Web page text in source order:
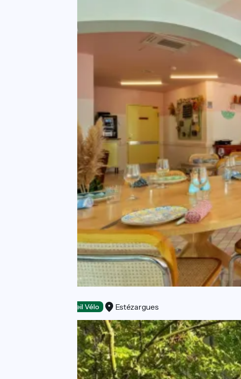
Accueil Vélo Estézargues